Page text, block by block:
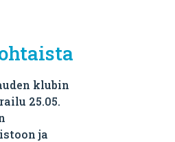
klubin
25.05.
ja